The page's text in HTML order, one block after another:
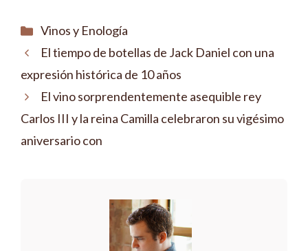
Categorías
Vinos y Enología
El tiempo de botellas de Jack Daniel con una
expresión histórica de 10 años
El vino sorprendentemente asequible rey
Carlos III y la reina Camilla celebraron su vigésimo
aniversario con